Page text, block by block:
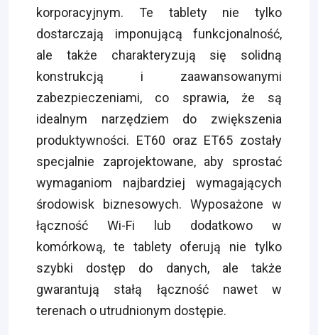
korporacyjnym. Te tablety nie tylko
dostarczają imponującą funkcjonalność,
ale także charakteryzują się solidną
konstrukcją i zaawansowanymi
zabezpieczeniami, co sprawia, że są
idealnym narzędziem do zwiększenia
produktywności. ET60 oraz ET65 zostały
specjalnie zaprojektowane, aby sprostać
wymaganiom najbardziej wymagających
środowisk biznesowych. Wyposażone w
łączność Wi-Fi lub dodatkowo w
komórkową, te tablety oferują nie tylko
szybki dostęp do danych, ale także
gwarantują stałą łączność nawet w
terenach o utrudnionym dostępie.